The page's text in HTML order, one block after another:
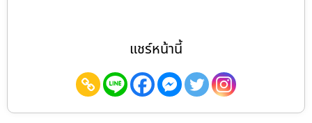
แชร์หน้านี้